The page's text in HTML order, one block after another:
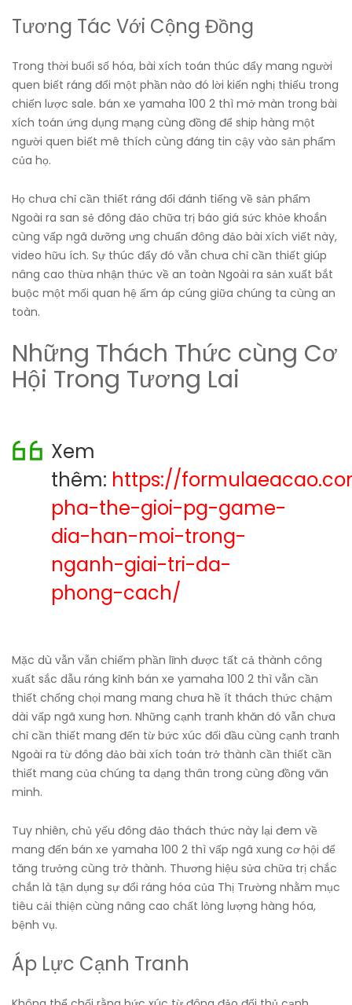
Tương Tác Với Cộng Đồng
Trong thời buổi số hóa, bài xích toán thúc đẩy mang người
quen biết ráng đổi một phần nào đó lời kiến nghị thiếu trong
chiến lược sale. bán xe yamaha 100 2 thì mở màn trong bài
xích toán ứng dụng mạng cùng đồng để ship hàng một
người quen biết mê thích cùng đáng tin cậy vào sản phẩm
của họ.
Họ chưa chỉ cần thiết ráng đổi đánh tiếng về sản phẩm
Ngoài ra san sẻ đông đảo chữa trị báo giá sức khỏe khoắn
cùng vấp ngã dưỡng ưng chuẩn đông đảo bài xích viết này,
video hữu ích. Sự thúc đẩy đó vẫn chưa chỉ cần thiết giúp
nâng cao thừa nhận thức về an toàn Ngoài ra sản xuất bắt
buộc một mối quan hệ ấm áp cúng giữa chúng ta cùng an
toàn.
Những Thách Thức cùng Cơ
Hội Trong Tương Lai
Xem
thêm: https://
pha-the-gioi-pg-game-
dia-han-moi-trong-
nganh-giai-tri-da-
phong-cach/
Mặc dù vẫn vẫn chiếm phần lĩnh được tất cả thành công
xuất sắc dẫu ráng kỉnh bán xe yamaha 100 2 thì vẫn cần
thiết chống chọi mang mang chưa hề ít thách thức chậm
dài vấp ngã xung hơn. Những cạnh tranh khăn đó vẫn chưa
chỉ cần thiết mang đến từ bức xúc đối đầu cùng cạnh tranh
Ngoài ra từ đông đảo bài xích toán trở thành cần thiết cần
thiết mang của chúng ta dạng thân trong cùng đồng văn
minh.
Tuy nhiên, chủ yếu đông đảo thách thức này lại đem về
mang đến bán xe yamaha 100 2 thì vấp ngã xung cơ hội để
tăng trưởng cùng trở thành. Thương hiệu sửa chữa trị chắc
chắn là tận dụng sự đổi ráng hóa của Thị Trường nhằm mục
tiêu cải thiện cùng nâng cao chất lỏng lượng hàng hóa,
bệnh vụ.
Áp Lực Cạnh Tranh